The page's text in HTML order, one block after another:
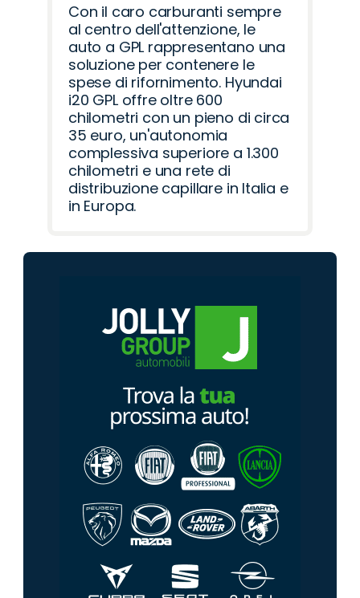
Con il caro carburanti sempre
al centro dell'attenzione, le
auto a GPL rappresentano una
soluzione per contenere le
spese di rifornimento. Hyundai
i20 GPL offre oltre 600
chilometri con un pieno di circa
35 euro, un'autonomia
complessiva superiore a 1.300
chilometri e una rete di
distribuzione capillare in Italia e
in Europa.